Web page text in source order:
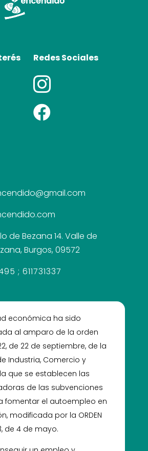
Redes Sociales


de Bezana 14. Valle de
Burgos, 09572
; 611731337
económica ha sido
al amparo de la orden
de 22 de septiembre, de la
Industria, Comercio y
que se establecen las
de las subvenciones
fomentar el autoempleo en
modificada por la ORDEN
de 4 de mayo.